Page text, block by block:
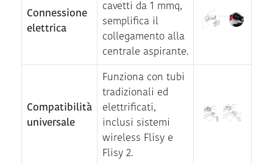
Connessione
elettrica
cavetti da 1 mmq,
semplifica il
collegamento alla
centrale aspirante.
Compatibilità
universale
Funziona con tubi
tradizionali ed
elettrificati,
inclusi sistemi
wireless Flisy e
Flisy 2.